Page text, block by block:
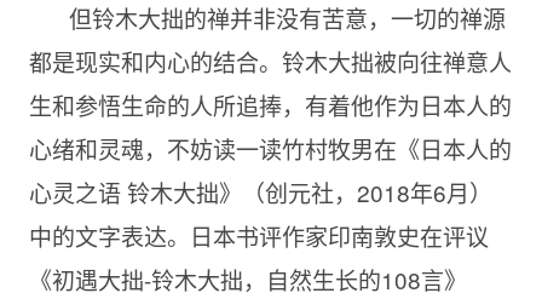
但铃木大拙的禅并非没有苦意，一切的禅源
都是现实和内心的结合。铃木大拙被向往禅意人
生和参悟生命的人所追捧，有着他作为日本人的
心绪和灵魂，不妨读一读竹村牧男在《日本人的
心灵之语 铃木大拙》（创元社，2018年6月）
中的文字表达。日本书评作家印南敦史在评议
《初遇大拙-铃木大拙，自然生长的108言》